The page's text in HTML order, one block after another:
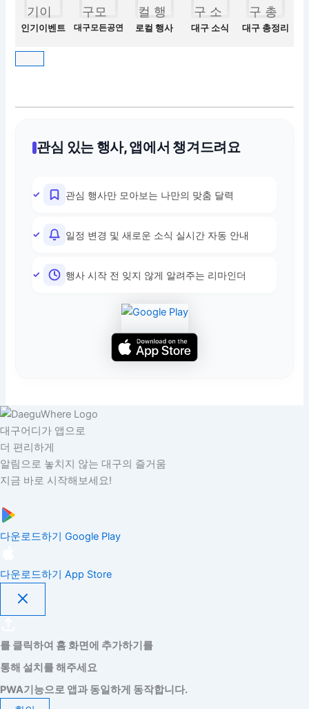
인기이벤트 대구모든공연 로컬 행사 대구 소식 대구 총정리
관심 있는 행사, 앱에서 챙겨드려요
관심 행사만 모아보는 나만의 맞춤 달력
일정 변경 및 새로운 소식 실시간 자동 안내
행사 시작 전 잊지 않게 알려주는 리마인더
대구어디가 앱으로
더 편리하게
알림으로 놓치지 않는 대구의 즐거움
지금 바로 시작해보세요!
다운로드하기 Google Play
다운로드하기 App Store
를 클릭하여 홈 화면에 추가하기를
통해 설치를 해주세요
PWA기능으로 앱과 동일하게 동작합니다.